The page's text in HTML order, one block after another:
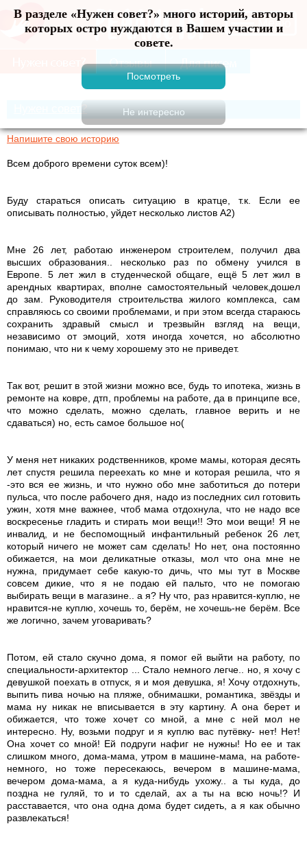
В разделе «Нужен совет?» много историй, авторы
которых остро нуждаются в Вашем участии и
совете.
Меню
Нужен совет?
Напишите свою историю
Всем доброго времени суток всем)!
Буду стараться описать ситуацию в кратце, т.к. Если ее
описывать полностью, уйдет несколько листов А2)
Мне 26 лет, работаю инженером строителем, получил два
высших образования.. несколько раз по обмену учился в
Европе. 5 лет жил в студенческой общаге, ещё 5 лет жил в
арендных квартирах, вполне самостоятельный человек,дошел
до зам. Руководителя строительства жилого комплекса, сам
справляюсь со своими проблемами, и при этом всегда стараюсь
сохранить здравый смысл и трезвыйн взгляд на вещи,
независимо от эмоций, хотя иногда хочется, но абсолютно
понимаю, что ни к чему хорошему это не приведет.
Так вот, решит в этой жизни можно все, будь то ипотека, жизнь в
ремонте на ковре, дтп, проблемы на работе, да в принципе все,
что можно сделать, можно сделать, главное верить и не
сдаваться) но, есть самое большое но(
У меня нет никаких родственников, кроме мамы, которая десять
лет спустя решила переехать ко мне и которая решила, что я
-это вся ее жизнь, и что нужно обо мне заботиться до потери
пульса, что после рабочего дня, надо из последних сил готовить
ужин, хотя мне важнее, чтоб мама отдохнула, что не надо все
воскресенье гладить и стирать мои вещи!! Это мои вещи! Я не
инвалид, и не беспомощный инфантильный ребенок 26 лет,
который ничего не может сам сделать! Но нет, она постоянно
обижается, на мои деликатные отказы, мол что она мне не
нужна, придумает себе какую-то дичь, что мы тут в Москве
совсем дикие, что я не подаю ей пальто, что не помогаю
выбирать вещи в магазине.. а я? Ну что, раз нравится-куплю, не
нравится-не куплю, хочешь то, берём, не хочешь-не берём. Все
же логично, зачем уговаривать?
Потом, ей стало скучно дома, я помог ей выйти на работу, по
специальности-архитектор ... Стало немного легче.. но, я хочу с
девушкой поехать в отпуск, я и моя девушка, я! Хочу отдохнуть,
выпить пива ночью на пляже, обнимашки, романтика, звёзды и
мама ну никак не вписывается в эту картину. А она берет и
обижается, что тоже хочет со мной, а мне с ней мол не
интересно. Ну, возьми подруг и я куплю вас путёвку- нет! Нет!
Она хочет со мной! Ей подруги нафиг не нужны! Но ее и так
слишком много, дома-мама, утром в машине-мама, на работе-
немного, но тоже пересекаюсь, вечером в машине-мама,
вечером дома-мама, а я куда-нибудь ухожу.. а ты куда, до
поздна не гуляй, то и то сделай, ах а ты на всю ночь!? И
расставается, что она одна дома будет сидеть, а я как обычно
развлекаться!